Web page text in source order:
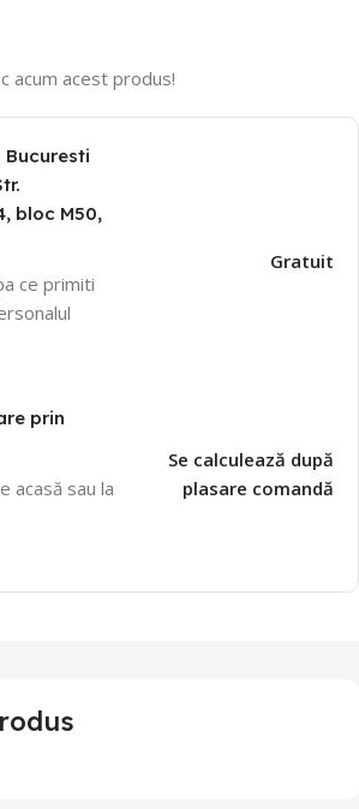
acum acest produs!
Bucuresti
bloc M50,
ce primiti
Gratuit
prin
acasă sau la
Se calculează după
plasare comandă